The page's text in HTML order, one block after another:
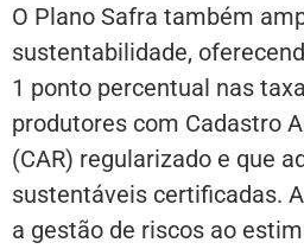
O Plano Safra também
sustentabilidade,
1 ponto percentual nas
produtores com Cadastro
(CAR) regularizado e que
sustentáveis certificadas.
a gestão de riscos ao